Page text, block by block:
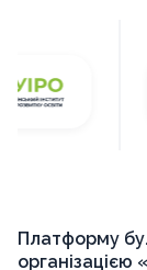
Платформу
організацією